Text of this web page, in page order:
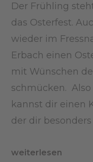
Der Frühling
das Osterfest.
wieder im
Erbach einen
mit Wünschen
schmücken. Also
kannst dir einen
der dir besonders
weiterlesen